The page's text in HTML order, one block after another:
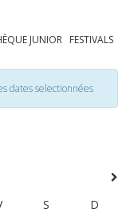
JUNIOR FESTIVALS
dates selectionnées
S
D